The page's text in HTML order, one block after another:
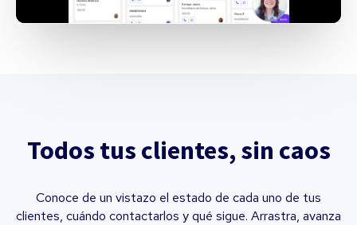
Todos tus clientes, sin caos
Conoce de un vistazo el estado de cada uno de tus
clientes, cuándo contactarlos y qué sigue. Arrastra, avanza